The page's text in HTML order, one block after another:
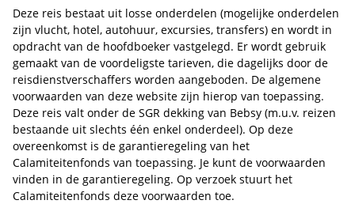
Deze reis bestaat uit losse onderdelen (mogelijke onderdelen
zijn vlucht, hotel, autohuur, excursies, transfers) en wordt in
opdracht van de hoofdboeker vastgelegd. Er wordt gebruik
gemaakt van de voordeligste tarieven, die dagelijks door de
reisdienstverschaffers worden aangeboden. De algemene
voorwaarden van deze website zijn hierop van toepassing.
Deze reis valt onder de SGR dekking van Bebsy (m.u.v. reizen
bestaande uit slechts één enkel onderdeel). Op deze
overeenkomst is de garantieregeling van het
Calamiteitenfonds van toepassing. Je kunt de voorwaarden
vinden in de garantieregeling. Op verzoek stuurt het
Calamiteitenfonds deze voorwaarden toe.